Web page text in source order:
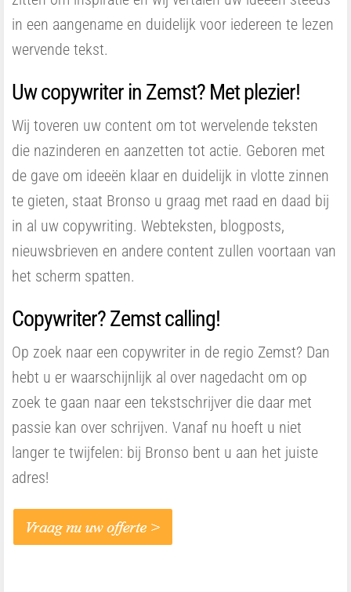
in een aangename en duidelijk voor iedereen te lezen
wervende tekst.
Uw copywriter in Zemst? Met plezier!
Wij toveren uw content om tot wervelende teksten
die nazinderen en aanzetten tot actie. Geboren met
de gave om ideeën klaar en duidelijk in vlotte zinnen
te gieten, staat Bronso u graag met raad en daad bij
in al uw copywriting. Webteksten, blogposts,
nieuwsbrieven en andere content zullen voortaan van
het scherm spatten.
Copywriter? Zemst calling!
Op zoek naar een copywriter in de regio Zemst? Dan
hebt u er waarschijnlijk al over nagedacht om op
zoek te gaan naar een tekstschrijver die daar met
passie kan over schrijven. Vanaf nu hoeft u niet
langer te twijfelen: bij Bronso bent u aan het juiste
adres!